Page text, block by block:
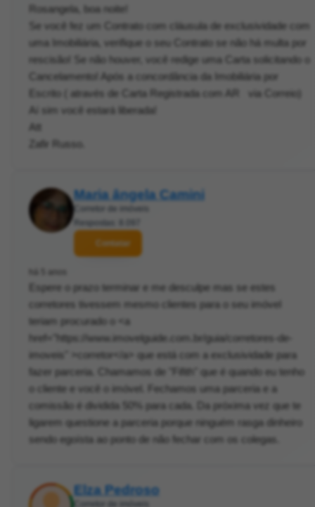
Rosangela, boa noite!
Se você fez um Contrato com cláusula de exclusividade com
uma Imobiliária, verifique o seu Contrato se não há multa por
rescisão! Se não houver, você redige uma Carta solicitando o
Cancelamento! Após a concordância da Imobiliária por
Escrito ( através de Carta Registrada com AR via Correio)
Aí sim você estará liberada!
Att
Zafir Russo.
Maria ângela Camini
Contatar
Espere o prazo terminar e me desculpe mas se estes
corretores tivessem mesmo clientes para o seu imóvel
teriam procurado o <a
href="https://www.imovelguide.com.br/guia/corretores-de-
imoveis" >corretor</a> que está com a exclusividade para
fazer parceria. Chamamos de "Fifith" que é quando eu tenho
o cliente e você o imóvel. Fechamos uma parceria e a
comissão é dividida 50% para cada. Da próxima vez que te
ligarem questione a parceria porque ninguém rasga dinheiro
sendo egoísta ao ponto de não fechar com os colegas.
Elza Pedroso